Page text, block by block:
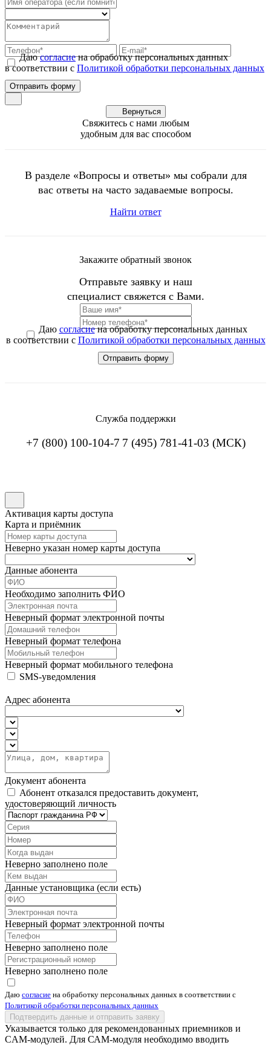
Даюсогласиена обработку персональных данных
в соответствии с Политикой обработки персональных данных
Вернуться
Свяжитесь с нами любым
удобным для вас способом
В разделе «Вопросы и ответы» мы собрали для
вас ответы на часто задаваемые вопросы.
Найти ответ
Закажите обратный звонок
Отправьте заявку и наш
специалист свяжется с Вами.
Даю согласиена обработку персональных данных
в соответствии с Политикой обработки персональных данных
Служба поддержки
+7 (800) 100-104-7 7 (495) 781-41-03 (МСК)
Активация карты доступа
Карта и приёмник
Неверно указан номер карты доступа
Данные абонента
Необходимо заполнить ФИО
Неверный формат электронной почты
Неверный формат телефона
Неверный формат мобильного телефона
SMS-уведомления
Адрес абонента
Документ абонента
Абонент отказался предоставить документ,
удостоверяющий личность
Неверно заполнено поле
Данные установщика (если есть)
Неверный формат электронной почты
Неверно заполнено поле
Неверно заполнено поле
Даю согласие на обработку персональных данных в соответствии с
Политикой обработки персональных данных
Подтвердить данные и отправить заявку
Указывается только для рекомендованных приемников и
CAM-модулей. Для САМ-модуля необходимо вводить